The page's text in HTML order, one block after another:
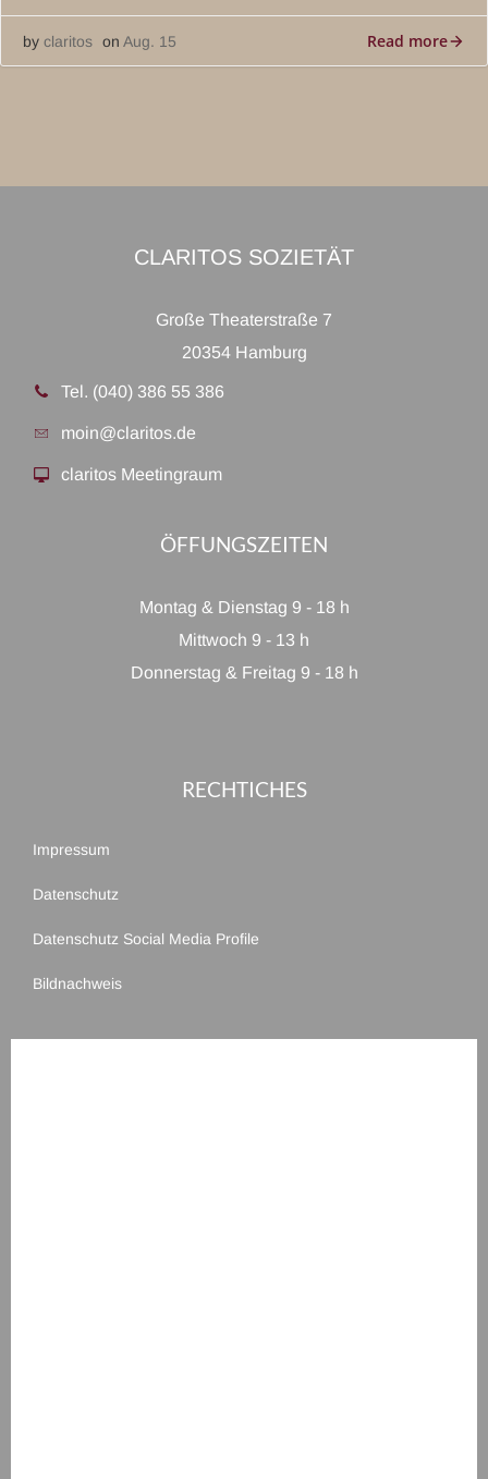
by claritos on Aug. 15 Read more
CLARITOS SOZIETÄT
Große Theaterstraße 7
20354 Hamburg
Tel. (040) 386 55 386
moin@claritos.de
claritos Meetingraum
ÖFFUNGSZEITEN
Montag & Dienstag 9 - 18 h
Mittwoch 9 - 13 h
Donnerstag & Freitag 9 - 18 h
RECHTICHES
Impressum
Datenschutz
Datenschutz Social Media Profile
Bildnachweis